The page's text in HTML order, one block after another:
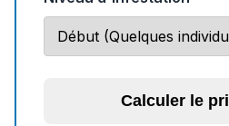
Calculer le